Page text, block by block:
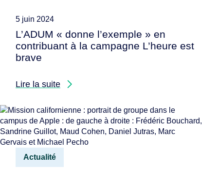
5 juin 2024
L’ADUM « donne l’exemple » en
contribuant à la campagne L’heure est
brave
Lire la suite
Actualité